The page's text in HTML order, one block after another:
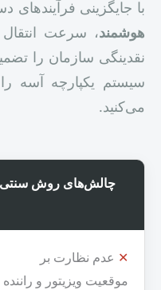
با جایگزینی فرآیندهای
هوشمند، سرعت
نقدینگی سازمان را
سیستم یکپارچه آسه
می‌کنید.
چالش‌های روش سنتی
✕ عدم نظارت بر
موقعیت ویزیتور و راننده